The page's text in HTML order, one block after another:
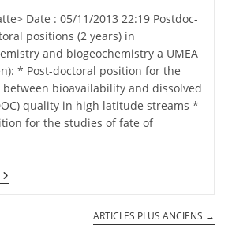
Date : 05/11/2013 22:19 Postdoc-
positions (2 years) in
and biogeochemistry a UMEA
* Post-doctoral position for the
bioavailability and dissolved
quality in high latitude streams *
for the studies of fate of
ARTICLES PLUS ANCIENS →